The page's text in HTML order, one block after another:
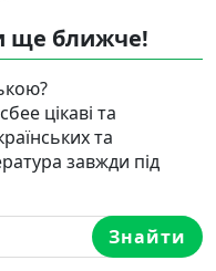
ще ближче!
цікаві та
та
завжди під
Знайти